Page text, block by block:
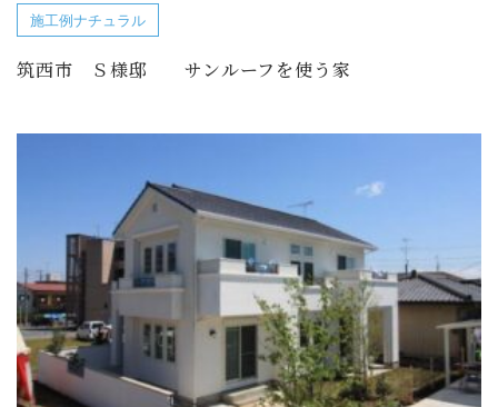
施工例ナチュラル
筑西市 Ｓ様邸 サンルーフを使う家